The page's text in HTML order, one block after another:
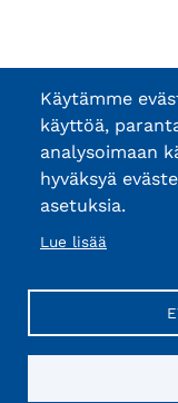
Käytämme
käyttöä,
analysoimaan
hyväksyä
asetuksia.
Lue lisää